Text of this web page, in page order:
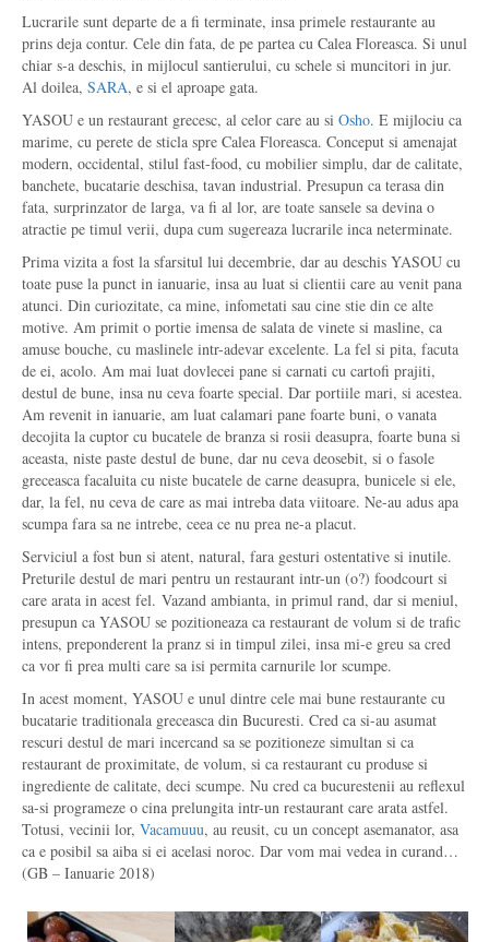
Lucrarile sunt departe de a fi terminate, insa primele restaurante au
prins deja contur. Cele din fata, de pe partea cu Calea Floreasca. Si unul
chiar s-a deschis, in mijlocul santierului, cu schele si muncitori in jur.
Al doilea, SARA, e si el aproape gata.
YASOU e un restaurant grecesc, al celor care au si Osho. E mijlociu ca
marime, cu perete de sticla spre Calea Floreasca. Conceput si amenajat
modern, occidental, stilul fast-food, cu mobilier simplu, dar de calitate,
banchete, bucatarie deschisa, tavan industrial. Presupun ca terasa din
fata, surprinzator de larga, va fi al lor, are toate sansele sa devina o
atractie pe timul verii, dupa cum sugereaza lucrarile inca neterminate.
Prima vizita a fost la sfarsitul lui decembrie, dar au deschis YASOU cu
toate puse la punct in ianuarie, insa au luat si clientii care au venit pana
atunci. Din curiozitate, ca mine, infometati sau cine stie din ce alte
motive. Am primit o portie imensa de salata de vinete si masline, ca
amuse bouche, cu maslinele intr-adevar excelente. La fel si pita, facuta
de ei, acolo. Am mai luat dovlecei pane si carnati cu cartofi prajiti,
destul de bune, insa nu ceva foarte special. Dar portiile mari, si acestea.
Am revenit in ianuarie, am luat calamari pane foarte buni, o vanata
decojita la cuptor cu bucatele de branza si rosii deasupra, foarte buna si
aceasta, niste paste destul de bune, dar nu ceva deosebit, si o fasole
greceasca facaluita cu niste bucatele de carne deasupra, bunicele si ele,
dar, la fel, nu ceva de care as mai intreba data viitoare. Ne-au adus apa
scumpa fara sa ne intrebe, ceea ce nu prea ne-a placut.
Serviciul a fost bun si atent, natural, fara gesturi ostentative si inutile.
Preturile destul de mari pentru un restaurant intr-un (o?) foodcourt si
care arata in acest fel. Vazand ambianta, in primul rand, dar si meniul,
presupun ca YASOU se pozitioneaza ca restaurant de volum si de trafic
intens, preponderent la pranz si in timpul zilei, insa mi-e greu sa cred
ca vor fi prea multi care sa isi permita carnurile lor scumpe.
In acest moment, YASOU e unul dintre cele mai bune restaurante cu
bucatarie traditionala greceasca din Bucuresti. Cred ca si-au asumat
rescuri destul de mari incercand sa se pozitioneze simultan si ca
restaurant de proximitate, de volum, si ca restaurant cu produse si
ingrediente de calitate, deci scumpe. Nu cred ca bucurestenii au reflexul
sa-si programeze o cina prelungita intr-un restaurant care arata astfel.
Totusi, vecinii lor, Vacamuuu, au reusit, cu un concept asemanator, asa
ca e posibil sa aiba si ei acelasi noroc. Dar vom mai vedea in curand…
(GB – Ianuarie 2018)